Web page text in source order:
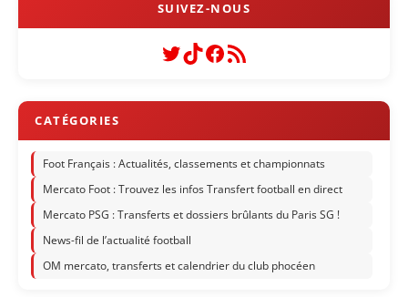
Twitter
TikTok
Facebook
Flux RSS
Foot Français : Actualités, classements et championnats
Mercato Foot : Trouvez les infos Transfert football en direct
Mercato PSG : Transferts et dossiers brûlants du Paris SG !
News-fil de l’actualité football
OM mercato, transferts et calendrier du club phocéen